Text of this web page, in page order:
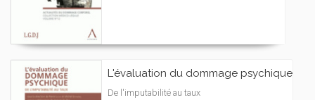
L'évaluation du dommage psychique
De l'imputabilité au taux